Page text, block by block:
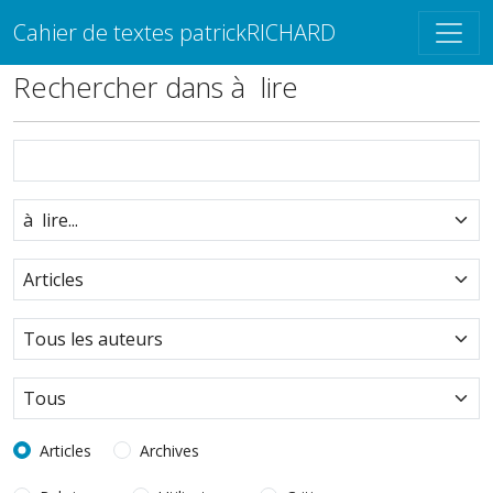
Cahier de textes patrickRICHARD
Rechercher dans à lire
Articles Archives